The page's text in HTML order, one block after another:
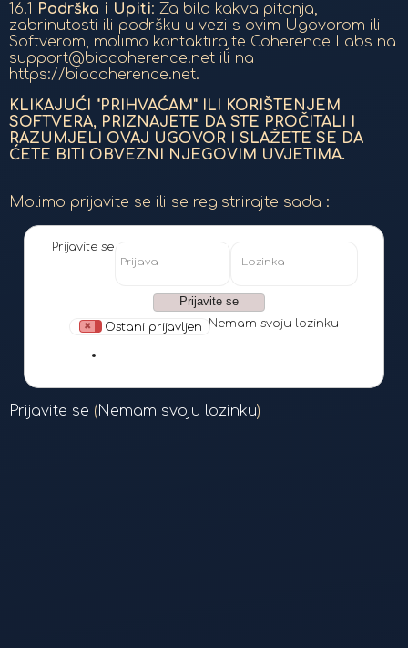
16.1 Podrška i Upiti: Za bilo kakva pitanja,
zabrinutosti ili podršku u vezi s ovim Ugovorom ili
Softverom, molimo kontaktirajte Coherence Labs na
support@biocoherence.net ili na
https://biocoherence.net.
KLIKAJUĆI "PRIHVAĆAM" ILI KORIŠTENJEM
SOFTVERA, PRIZNAJETE DA STE PROČITALI I
RAZUMJELI OVAJ UGOVOR I SLAŽETE SE DA
ĆETE BITI OBVEZNI NJEGOVIM UVJETIMA.
Molimo prijavite se ili se registrirajte sada :
Prijavite se
Prijava Lozinka
Ostani prijavljen Nemam svoju lozinku
Prijavite se (Nemam svoju lozinku)